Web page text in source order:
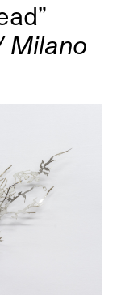
Milano